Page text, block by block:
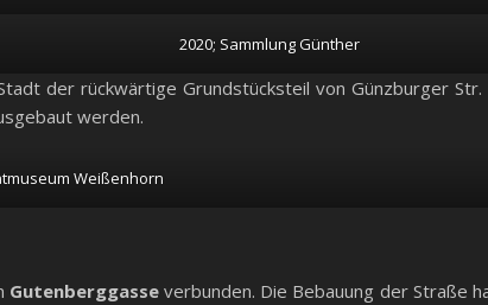
2020; Sammlung Günther
der rückwärtige Grundstücksteil von Günzburger Str.
werden.
Weißenhorn
Gutenberggasseverbunden. Die Bebauung der Straße